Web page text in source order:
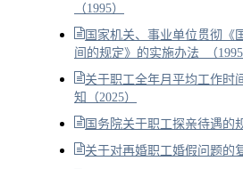
（1995）
国家机关、事业单位贯彻《
间的规定》的实施办法 （1995
关于职工全年月平均工作时
知（2025）
国务院关于职工探亲待遇的
关于对再婚职工婚假问题的